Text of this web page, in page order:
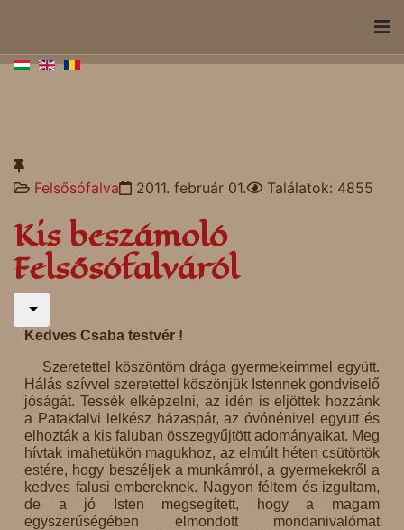
Felsősófalva 2011. február 01. Találatok: 4855
Kis beszámoló
Felsősófalváról
Kedves Csaba testvér !
Szeretettel köszöntöm drága gyermekeimmel együtt.
Hálás szívvel szeretettel köszönjük Istennek gondviselő
jóságát. Tessék elképzelni, az idén is eljöttek hozzánk
a Patakfalvi lelkész házaspár, az óvónénivel együtt és
elhozták a kis faluban összegyűjtött adományaikat. Meg
hívtak imahetükön magukhoz, az elmúlt héten csütörtök
estére, hogy beszéljek a munkámról, a gyermekekről a
kedves falusi embereknek. Nagyon féltem és izgultam,
de a jó Isten megsegített, hogy a magam
egyszerűségében elmondott mondanivalómat